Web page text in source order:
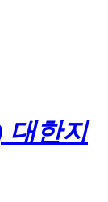
대한지